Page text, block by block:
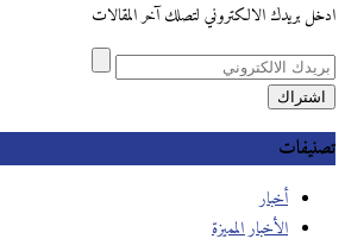
ادخل بريدك الالكتروني لتصلك آخر المقالات
تصنيفات
أخبار
الأخبار المميزة